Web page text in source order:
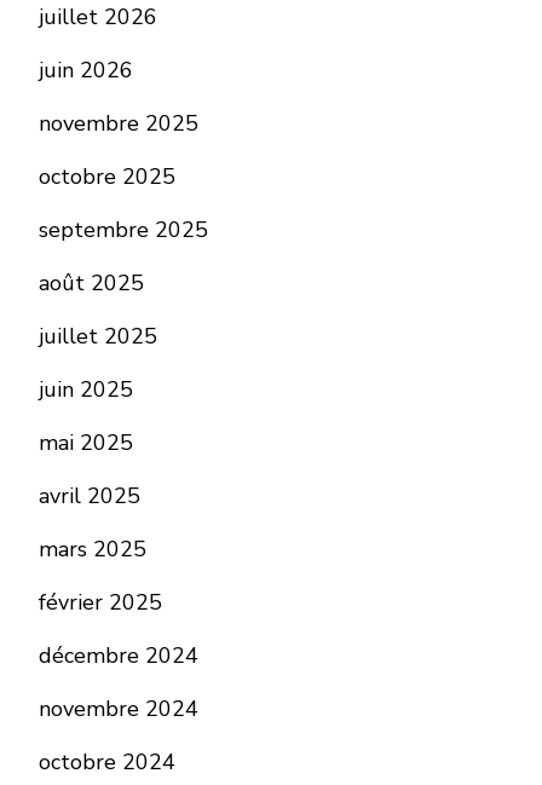
juillet 2026
juin 2026
novembre 2025
octobre 2025
septembre 2025
août 2025
juillet 2025
juin 2025
mai 2025
avril 2025
mars 2025
février 2025
décembre 2024
novembre 2024
octobre 2024